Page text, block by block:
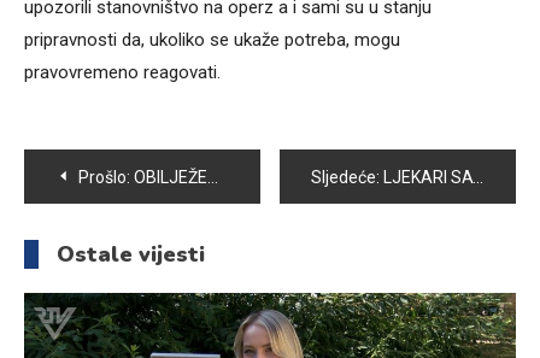
upozorili stanovništvo na operz a i sami su u stanju
pripravnosti da, ukoliko se ukaže potreba, mogu
pravovremeno reagovati.
Navigacija
članaka
Prošlo: OBILJEŽEN DAN ŠEHIDA Sljedeće: LJEKARI SAVJETUJU OPREZ ZBOG VELIKIH VRUĆINA
Ostale vijesti